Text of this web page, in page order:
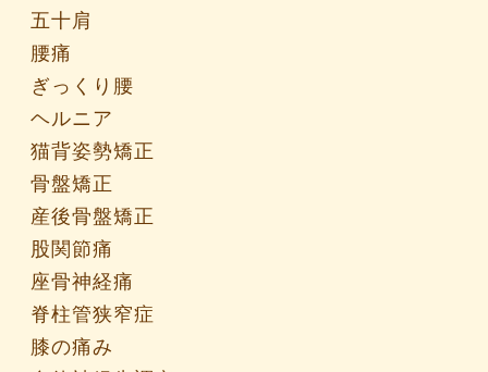
五十肩
腰痛
ぎっくり腰
ヘルニア
猫背姿勢矯正
骨盤矯正
産後骨盤矯正
股関節痛
座骨神経痛
脊柱管狭窄症
膝の痛み